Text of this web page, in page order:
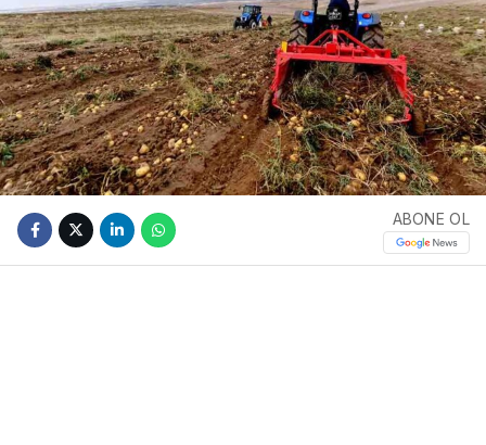
ABONE OL